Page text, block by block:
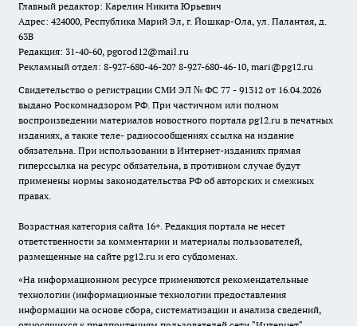
Главный редактор: Карелин Никита Юрьевич
Адрес: 424000, Республика Марий Эл, г. Йошкар-Ола, ул. Палантая, д.
63В
Редакция: 31-40-60, pgorod12@mail.ru
Рекламный отдел: 8-927-680-46-20? 8-927-680-46-10, mari@pg12.ru
Свидетельство о регистрации СМИ ЭЛ № ФС 77 - 91312 от 16.04.2026
выдано Роскомнадзором РФ. При частичном или полном
воспроизведении материалов новостного портала pg12.ru в печатных
изданиях, а также теле- радиосообщениях ссылка на издание
обязательна. При использовании в Интернет-изданиях прямая
гиперссылка на ресурс обязательна, в противном случае будут
применены нормы законодательства РФ об авторских и смежных
правах.
Возрастная категория сайта 16+. Редакция портала не несет
ответственности за комментарии и материалы пользователей,
размещенные на сайте pg12.ru и его субдоменах.
«На информационном ресурсе применяются рекомендательные
технологии (информационные технологии предоставления
информации на основе сбора, систематизации и анализа сведений,